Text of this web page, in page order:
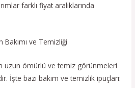
farklı fiyat aralıklarında
Bakımı ve Temizliği
uzun ömürlü ve temiz görünmeleri
İşte bazı bakım ve temizlik ipuçları: